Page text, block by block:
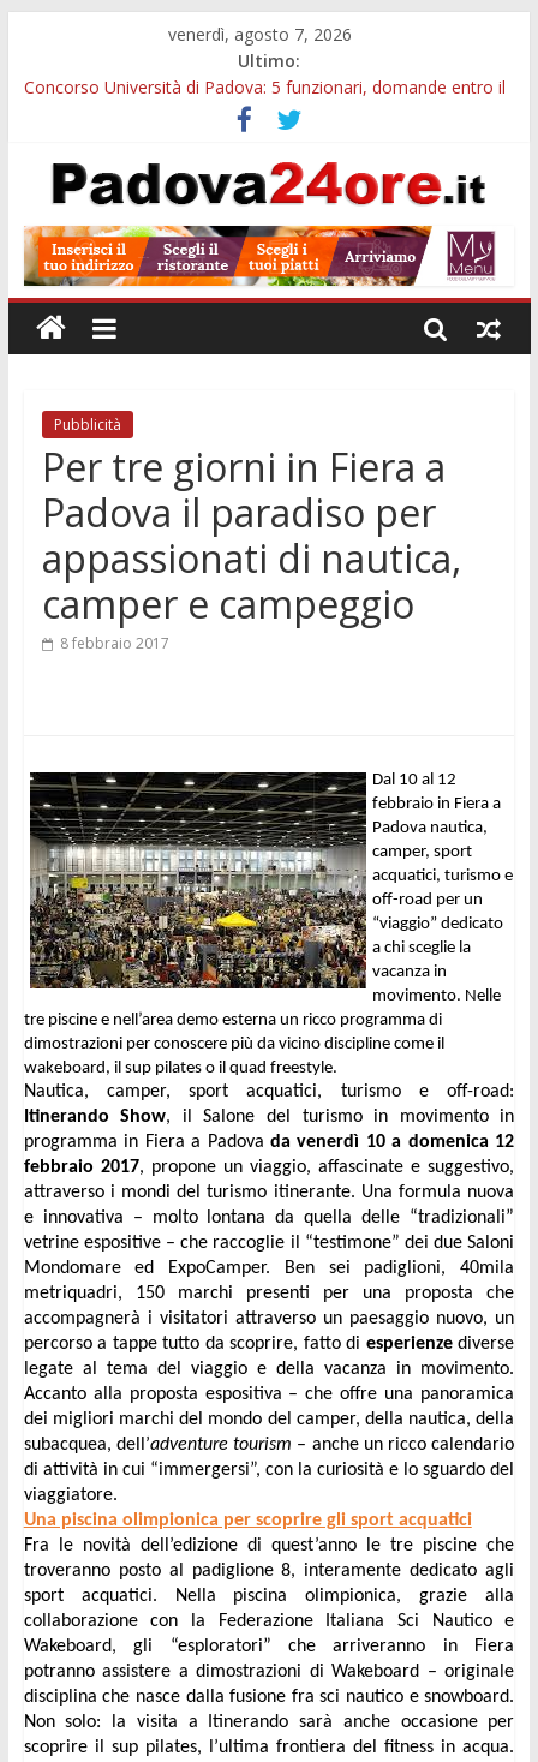
venerdì, agosto 7, 2026
Ultimo:
Concorso Università di Padova: 5 funzionari, domande entro il
Notizie di Padova alle ore 10: arresto, fermata Busitalia e
tregua dal caldo
Slow Looking agli Eremitani: un’ora per osservare davvero
Notizie di Padova alle ore 21: lavoratore morto, credito sul
gasolio e IA nei Comuni
Orto Botanico Padova: visite ed escursioni fino a settembre
Pubblicità
Per tre giorni in Fiera a
Padova il paradiso per
appassionati di nautica,
camper e campeggio
8 febbraio 2017
Dal 10 al 12
febbraio in Fiera a
Padova nautica,
camper, sport
acquatici, turismo e
off-road per un
“viaggio” dedicato
a chi sceglie la
vacanza in
movimento. Nelle
tre piscine e nell’area demo esterna un ricco programma di
dimostrazioni per conoscere più da vicino discipline come il
wakeboard, il sup pilates o il quad freestyle.
Itinerando Show, il Salone del turismo in movimento in
programma in Fiera a Padova da venerdì 10 a domenica 12
febbraio 2017, propone un viaggio, affascinate e suggestivo,
attraverso i mondi del turismo itinerante. Una formula nuova
e innovativa – molto lontana da quella delle “tradizionali”
vetrine espositive – che raccoglie il “testimone” dei due Saloni
Mondomare ed ExpoCamper. Ben sei padiglioni, 40mila
metriquadri, 150 marchi presenti per una proposta che
accompagnerà i visitatori attraverso un paesaggio nuovo, un
percorso a tappe tutto da scoprire, fatto di esperienze diverse
legate al tema del viaggio e della vacanza in movimento.
Accanto alla proposta espositiva – che offre una panoramica
dei migliori marchi del mondo del camper, della nautica, della
subacquea, dell’adventure tourism – anche un ricco calendario
di attività in cui “immergersi”, con la curiosità e lo sguardo del
viaggiatore.
Una piscina olimpionica per scoprire gli sport acquatici
Fra le novità dell’edizione di quest’anno le tre piscine che
troveranno posto al padiglione 8, interamente dedicato agli
sport acquatici. Nella piscina olimpionica, grazie alla
collaborazione con la Federazione Italiana Sci Nautico e
Wakeboard, gli “esploratori” che arriveranno in Fiera
potranno assistere a dimostrazioni di Wakeboard – originale
disciplina che nasce dalla fusione fra sci nautico e snowboard.
Non solo: la visita a Itinerando sarà anche occasione per
scoprire il sup pilates, l’ultima frontiera del fitness in acqua.